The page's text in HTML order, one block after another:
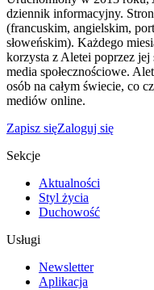
dziennik informacyjny.
(francuskim, angielskim,
słoweńskim). Każdego
korzysta z Aletei poprzez
media społecznościowe.
osób na całym świecie, co
mediów online.
Zapisz sięZaloguj się
Sekcje
Aktualności
Styl życia
Duchowość
Usługi
Newsletter
Aplikacja